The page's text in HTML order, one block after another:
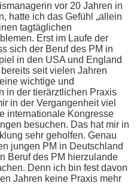
vor 20 Jahren in
hatte ich das Gefühl „allein
tagtäglichen
Erst im Laufe der
sich der Beruf des PM in
in den USA und England
seit vielen Jahren
wichtige und
in der tierärztlichen Praxis
in der Vergangenheit viel
internationale Kongresse
besuchen. Das hat mir in
sehr geholfen. Genau
jungen PM in Deutschland
Beruf des PM hierzulande
Denn ich bin fest davon
Jahren keine Praxis mehr